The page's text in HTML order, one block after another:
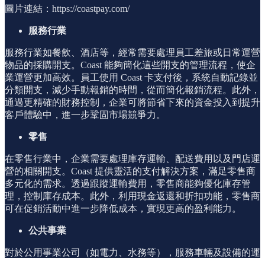
圖片連結：https://coastpay.com/
服務行業
服務行業如餐飲、酒店等，經常需要處理員工差旅或日常運營
物品的採購開支。Coast 能夠簡化這些開支的管理流程，使企
業運營更加高效。員工使用 Coast 卡支付後，系統自動記錄並
分類開支，減少手動報銷的時間，從而簡化報銷流程。此外，
通過更精確的財務控制，企業可將節省下來的資金投入到提升
客戶體驗中，進一步鞏固市場競爭力。
零售
在零售行業中，企業需要處理庫存運輸、配送費用以及門店運
營的相關開支。Coast 提供靈活的支付解決方案，滿足零售商
多元化的需求。透過跟蹤運輸費用，零售商能夠優化庫存管
理，控制庫存成本。此外，利用現金返還和折扣功能，零售商
可在促銷活動中進一步降低成本，實現更高的盈利能力。
公共事業
對於公用事業公司（如電力、水務等），服務車輛及設備的運